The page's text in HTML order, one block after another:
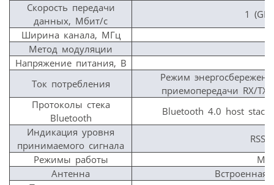
Скорость передачи
данных, Мбит/с
1
Ширина канала, МГц
Метод модуляции
Напряжение питания, В
Ток потребления
Режим
приемопередачи RX/
Протоколы стека
Bluetooth
Bluetooth 4.0 host stack:
Индикация уровня
принимаемого сигнала
Режимы работы
Антенна
Встроенная